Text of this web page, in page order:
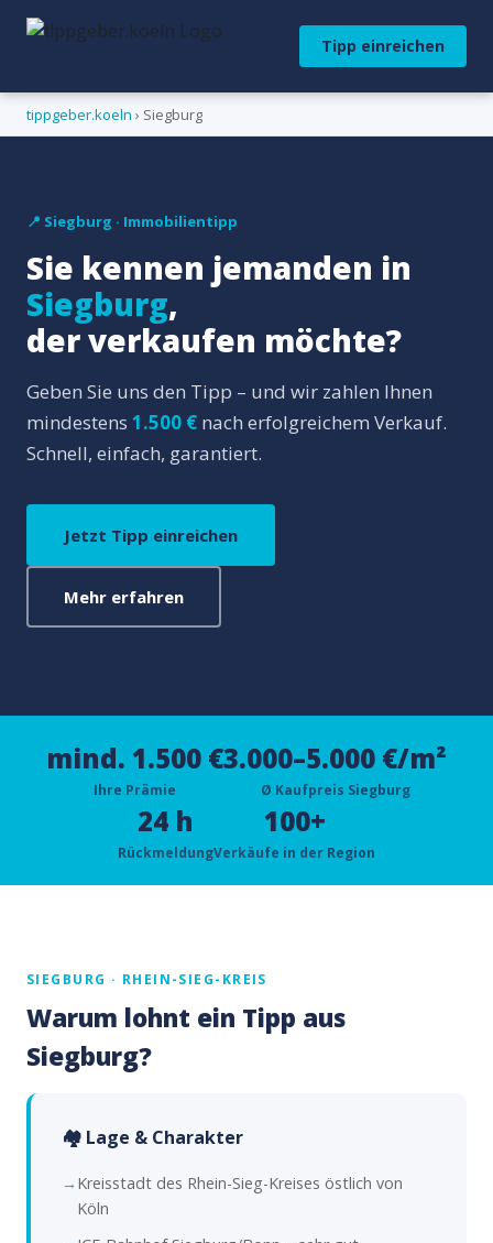
Tipp einreichen
tippgeber.koeln › Siegburg
📍 Siegburg · Immobilientipp
Sie kennen jemanden in
Siegburg,
der verkaufen möchte?
Geben Sie uns den Tipp – und wir zahlen Ihnen
mindestens 1.500 € nach erfolgreichem Verkauf.
Schnell, einfach, garantiert.
Jetzt Tipp einreichen
Mehr erfahren
mind. 1.500 €
Ihre Prämie
3.000–5.000 €/m²
Ø Kaufpreis Siegburg
24 h
Rückmeldung
100+
Verkäufe in der Region
SIEGBURG · RHEIN-SIEG-KREIS
Warum lohnt ein Tipp aus
Siegburg?
🏘️ Lage & Charakter
Kreisstadt des Rhein-Sieg-Kreises östlich von
Köln